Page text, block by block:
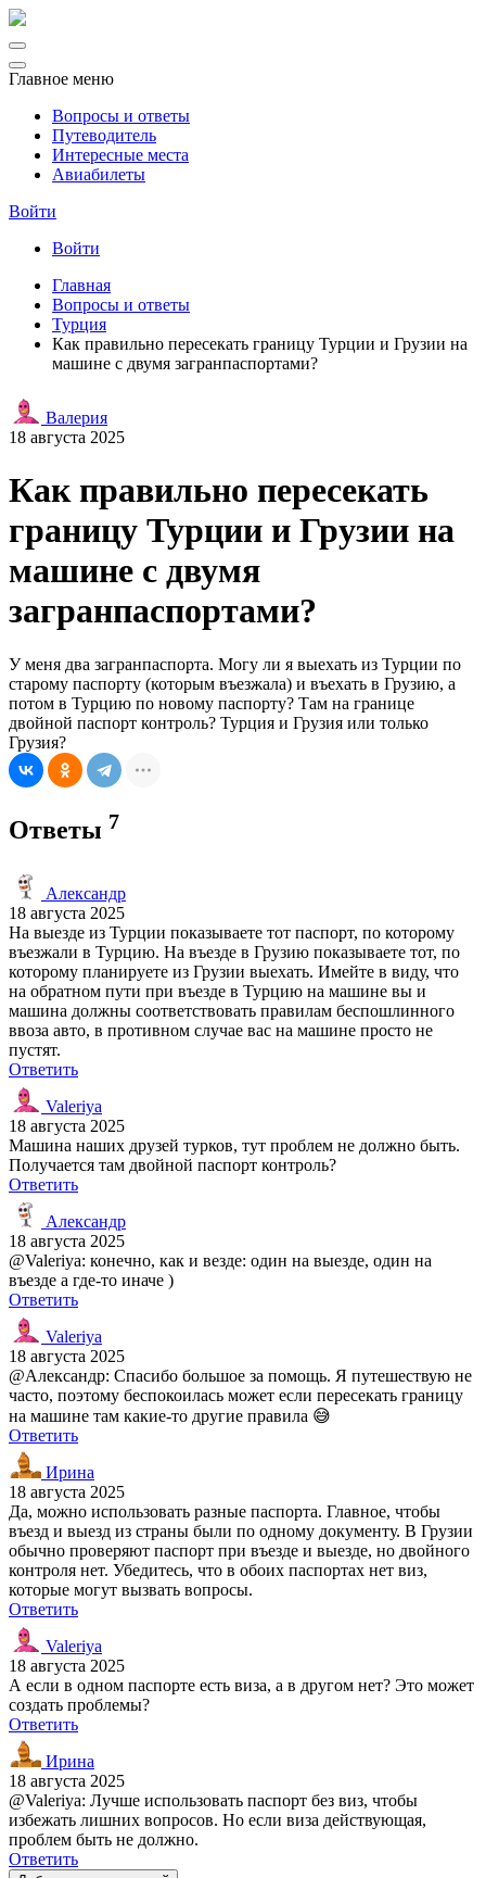
Главное меню
Вопросы и ответы
Путеводитель
Интересные места
Авиабилеты
Войти
Войти
Главная
Вопросы и ответы
Турция
Как правильно пересекать границу Турции и Грузии на
машине с двумя загранпаспортами?
Валерия
18 августа 2025
Как правильно пересекать
границу Турции и Грузии на
машине с двумя
загранпаспортами?
У меня два загранпаспорта. Могу ли я выехать из Турции по
старому паспорту (которым въезжала) и въехать в Грузию, а
потом в Турцию по новому паспорту? Там на границе
двойной паспорт контроль? Турция и Грузия или только
Грузия?
Ответы 7
Александр
18 августа 2025
На выезде из Турции показываете тот паспорт, по которому
въезжали в Турцию. На въезде в Грузию показываете тот, по
которому планируете из Грузии выехать. Имейте в виду, что
на обратном пути при въезде в Турцию на машине вы и
машина должны соответствовать правилам беспошлинного
ввоза авто, в противном случае вас на машине просто не
пустят.
Ответить
Valeriya
18 августа 2025
Машина наших друзей турков, тут проблем не должно быть.
Получается там двойной паспорт контроль?
Ответить
Александр
18 августа 2025
@Valeriya: конечно, как и везде: один на выезде, один на
въезде а где-то иначе )
Ответить
Valeriya
18 августа 2025
@Александр: Спасибо большое за помощь. Я путешествую не
часто, поэтому беспокоилась может если пересекать границу
на машине там какие-то другие правила 😅
Ответить
Ирина
18 августа 2025
Да, можно использовать разные паспорта. Главное, чтобы
въезд и выезд из страны были по одному документу. В Грузии
обычно проверяют паспорт при въезде и выезде, но двойного
контроля нет. Убедитесь, что в обоих паспортах нет виз,
которые могут вызвать вопросы.
Ответить
Valeriya
18 августа 2025
А если в одном паспорте есть виза, а в другом нет? Это может
создать проблемы?
Ответить
Ирина
18 августа 2025
@Valeriya: Лучше использовать паспорт без виз, чтобы
избежать лишних вопросов. Но если виза действующая,
проблем быть не должно.
Ответить